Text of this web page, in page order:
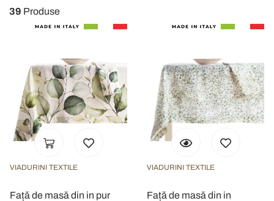
39 Produse
VIADURINI TEXTILE
Față de masă din in pur
VIADURINI TEXTILE
Față de masă din in